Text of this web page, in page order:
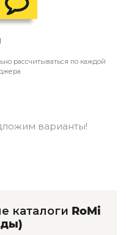
и декоративного
Romatti
рассчитываться по каждой
варианты!
каталоги RoMi